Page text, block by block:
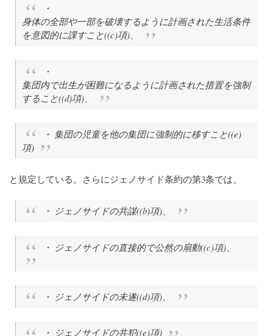
・
身体の全部や一部を破壊するように計画された生活条件
を意図的に課すこと((c)項)、
・
集団内で出生が困難になるように計画された措置を強制
すること((d)項)、
・ 集団の児童を他の集団に強制的に移すこと((e)
項)
と規定している。さらにジェノサイド条約の第3条では、
・ ジェノサイドの共謀((b)項)、
・ ジェノサイドの直接的で公然の扇動((c)項)、
・ ジェノサイドの未遂((d)項)、
・ ジェノサイドの共犯((e)項)